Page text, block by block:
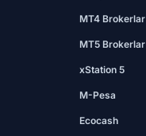
MT4 Brokerlar
MT5 Brokerlar
xStation 5
M-Pesa
Ecocash